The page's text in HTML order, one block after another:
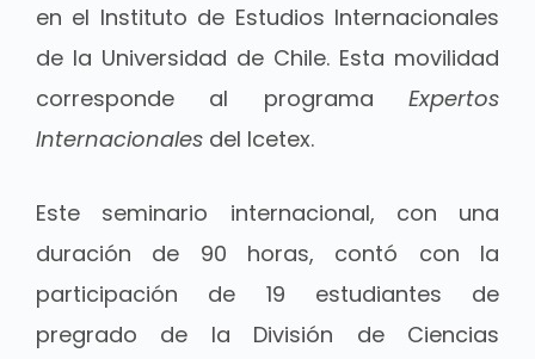
en el Instituto de Estudios Internacionales
de la Universidad de Chile. Esta movilidad
corresponde al programa Expertos
Internacionales del Icetex.
Este seminario internacional, con una
duración de 90 horas, contó con la
participación de 19 estudiantes de
pregrado de la División de Ciencias